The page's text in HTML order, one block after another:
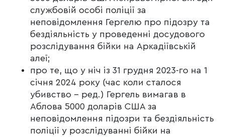
службовій особі поліції за
неповідомлення Гергелю про підозру та
бездіяльність у проведенні досудового
розслідування бійки на Аркадіївській
алеї;
про те, що у ніч із 31 грудня 2023-го на 1
січня 2024 року (час коли сталося
убивство – ред.) Гергель вимагав в
Аблова 5000 доларів США за
неповідомлення підозри та бездіяльність
поліції у розслідуванні бійки на